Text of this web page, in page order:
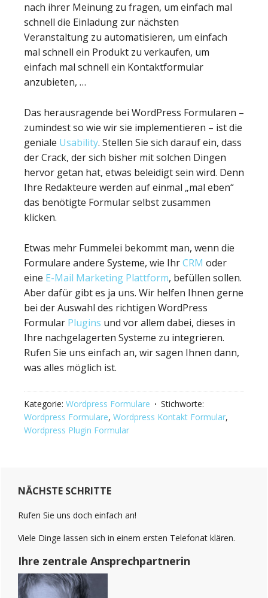
nach ihrer Meinung zu fragen, um einfach mal
schnell die Einladung zur nächsten
Veranstaltung zu automatisieren, um einfach
mal schnell ein Produkt zu verkaufen, um
einfach mal schnell ein Kontaktformular
anzubieten, …
Das herausragende bei WordPress Formularen –
zumindest so wie wir sie implementieren – ist die
geniale Usability. Stellen Sie sich darauf ein, dass
der Crack, der sich bisher mit solchen Dingen
hervor getan hat, etwas beleidigt sein wird. Denn
Ihre Redakteure werden auf einmal „mal eben“
das benötigte Formular selbst zusammen
klicken.
Etwas mehr Fummelei bekommt man, wenn die
Formulare andere Systeme, wie IhrCRM oder
eine E-Mail Marketing Plattform, befüllen sollen.
Aber dafür gibt es ja uns. Wir helfen Ihnen gerne
bei der Auswahl des richtigen WordPress
Formular Plugins und vor allem dabei, dieses in
Ihre nachgelagerten Systeme zu integrieren.
Rufen Sie uns einfach an, wir sagen Ihnen dann,
was alles möglich ist.
Kategorie: Wordpress Formulare
Stichworte:
Wordpress Formulare, Wordpress Kontakt Formular,
Wordpress Plugin Formular
Sidebar
(Primary)
NÄCHSTE SCHRITTE
Rufen Sie uns doch einfach an!
Viele Dinge lassen sich in einem ersten Telefonat klären.
Ihre zentrale Ansprechpartnerin